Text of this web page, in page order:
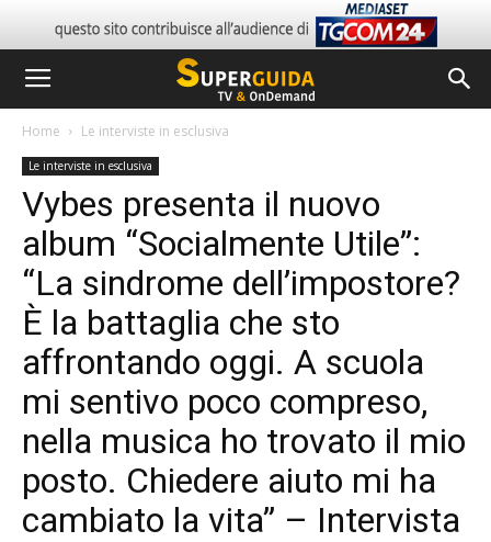
Home Le interviste in esclusiva
Le interviste in esclusiva
Vybes presenta il nuovo
album “Socialmente Utile”:
“La sindrome dell’impostore?
È la battaglia che sto
affrontando oggi. A scuola
mi sentivo poco compreso,
nella musica ho trovato il mio
posto. Chiedere aiuto mi ha
cambiato la vita” – Intervista